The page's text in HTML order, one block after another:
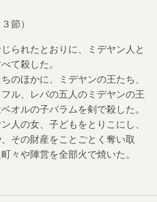
節）
られたとおりに、ミデヤン人と
て殺した。
のほかに、ミデヤンの王たち、
ル、レバの五人のミデヤンの王
オルの子バラムを剣で殺した。
人の女、子どもをとりこにし、
その財産をことごとく奪い取
々や陣営を全部火で焼いた。